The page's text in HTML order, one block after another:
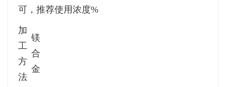
可，推荐使用浓度%
加
工
方
法
镁
合
金